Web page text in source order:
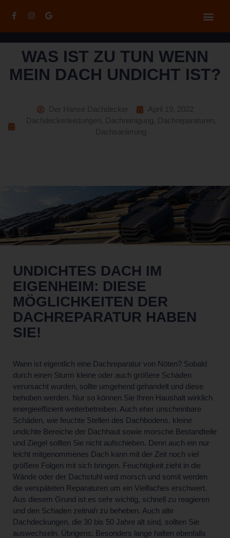
WAS IST ZU TUN WENN
MEIN DACH UNDICHT IST?
Der Hanse Dachdecker
April 19, 2022
Dachdeckerleistungen
Dachreinigung Dachreparaturen
Dachsanierung
UNDICHTES DACH IM
EIGENHEIM: DIESE
MÖGLICHKEITEN DER
DACHREPARATUR HABEN
SIE!
Wann ist eigentlich eine Dachreparatur von Nöten? Sobald
durch einen Sturm kleine oder auch größere Schäden
verursacht wurden, sollte umgehend gehandelt und diese
behoben werden. Nur so können Sie Ihren Haushalt wirklich
energieeffizient weiterbetreiben. Auch eher unscheinbare
Schäden, wie feuchte Stellen des Dachbodens, kleine
undichte Bereiche der Dachhaut sowie morsche Bestandteile
und Ziegel sollten Sie nicht aufschieben. Denn auch ein nur
leicht mitgenommenes Dach kann mit der Zeit noch viel
größere Folgen mit sich bringen. Feuchtigkeit zieht in die
Wände oder der Dachstuhl wird morsch und somit werden
die verspäteten Reparaturen um ein Vielfaches erschwert.
Aus diesem Grund ist es sehr wichtig, schnell zu reagieren
und den Schaden zeitnah zu beheben. Auch alte
Dachdeckungen, die 30 bis 50 Jahre alt sind, sollten Sie
auswechseln. Übrigens: Besonders lange halten ebenfalls